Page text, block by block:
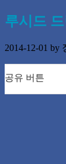
루시드
2014-12-01 by
공유 버튼